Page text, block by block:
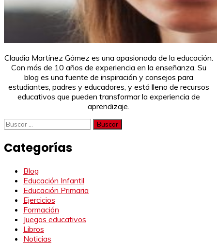
Claudia Martínez Gómez es una apasionada de la educación.
Con más de 10 años de experiencia en la enseñanza. Su
blog es una fuente de inspiración y consejos para
estudiantes, padres y educadores, y está lleno de recursos
educativos que pueden transformar la experiencia de
aprendizaje.
Buscar:
Categorías
Blog
Educación Infantil
Educación Primaria
Ejercicios
Formación
Juegos educativos
Libros
Noticias